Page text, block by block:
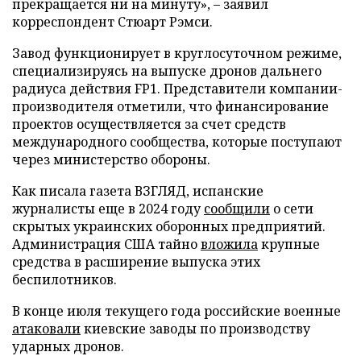
прекращается ни на минуту», – заявил
корреспондент Стюарт Рэмси.
Завод функционирует в круглосуточном режиме,
специализируясь на выпуске дронов дальнего
радиуса действия FP1. Представители компании-
производителя отметили, что финансирование
проектов осуществляется за счет средств
международного сообщества, которые поступают
через министерство обороны.
Как писала газета ВЗГЛЯД, испанские
журналисты еще в 2024 годусообщили о сети
скрытых украинских оборонных предприятий.
Администрация США тайновложилакрупные
средства в расширение выпуска этих
беспилотников.
В конце июля текущего года российские военные
атаковаликиевские заводы по производству
ударных дронов.